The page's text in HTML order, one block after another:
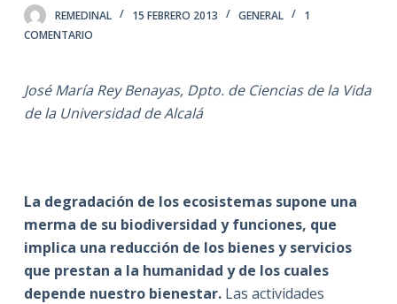
d
REMEDINAL 15 FEBRERO 2013 GENERAL
1
COMENTARIO
José María Rey Benayas, Dpto. de Ciencias de la Vida
de la Universidad de Alcalá
La degradación de los ecosistemas supone una
merma de su biodiversidad y funciones, que
implica una reducción de los bienes y servicios
que prestan a la humanidad y de los cuales
depende nuestro bienestar.Las actividades